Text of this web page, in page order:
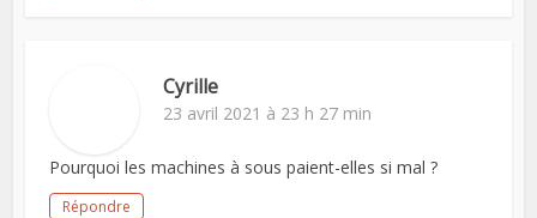
Cyrille
23 avril 2021 à 23 h 27 min
Pourquoi les machines à sous paient-elles si mal ?
Répondre